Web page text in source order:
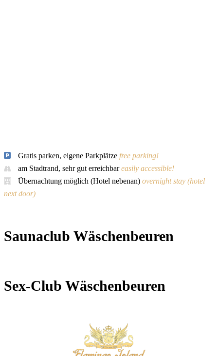
Gratis parken, eigene Parkplätze free parking!
am Stadtrand, sehr gut erreichbareasily accessible!
Übernachtung möglich (Hotel nebenan) overnight stay (hotel
next door)
Saunaclub Wäschenbeuren
Sex-Club Wäschenbeuren